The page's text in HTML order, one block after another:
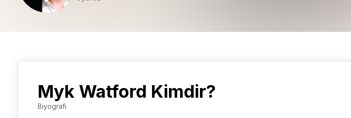
Myk Watford Kimdir?
Biyografi